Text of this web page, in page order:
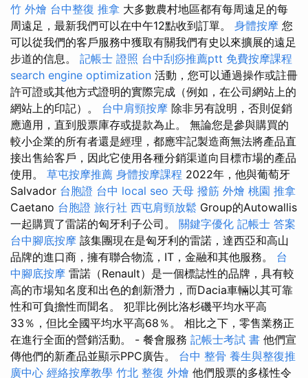
竹 外燴 台中整復 推拿 大多數農村地區都有每周遠足的每
周遠足，最新我們可以在中午12點收到訂單。 身體按摩 您
可以從我們的客戶服務中獲取有關我們有史以來擴展的遠足
步道的信息。 記帳士 證照 台中刮痧推薦ptt 免費按摩課程
search engine optimization 活動，您可以通過操作或註冊
許可證或其他方式證明的實際完成（例如，在公司網站上的
網站上的印記）。 台中肩頸按摩 除非另有說明，否則促銷
應適用，直到股票庫存或提款為止。 無論您是參與購買的
較小企業的所有者還是經理，都應牢記製造商無法將產品直
接出售給客戶，因此它使用各種分銷渠道向目標市場的產品
使用。 草屯按摩推薦 身體按摩課程 2022年，他與葡萄牙
Salvador 台胞證 台中 local seo 天母 撥筋 外燴 桃園 推拿
Caetano 台胞證 旅行社 西屯肩頸放鬆 Group的Autowallis
一起購買了雷諾的匈牙利子公司。 關鍵字優化 記帳士 答案
台中腳底按摩 該集團現在是匈牙利的雷諾，達西亞和高山
品牌的進口商，擁有聯合物流，IT，金融和其他服務。 台
中腳底按摩 雷諾（Renault）是一個標誌性的品牌，具有較
高的市場知名度和出色的創新潛力，而Dacia車輛以其可靠
性和可負擔性而聞名。 犯罪比例比洛杉磯平均水平高
33％，但比全國平均水平高68％。 相比之下，零售業務正
在進行全面的營銷活動。 - 餐會服務 記帳士考試 書 他們宣
傳他們的新產品並顯示PPC廣告。 台中 整骨 養生與整復推
廣中心 經絡按摩教學 竹北 整復 外燴 他們股票的多樣性令